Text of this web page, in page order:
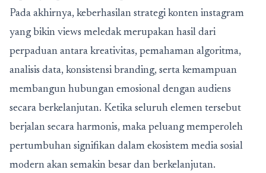
Pada akhirnya, keberhasilan strategi konten instagram
yang bikin views meledak merupakan hasil dari
perpaduan antara kreativitas, pemahaman algoritma,
analisis data, konsistensi branding, serta kemampuan
membangun hubungan emosional dengan audiens
secara berkelanjutan. Ketika seluruh elemen tersebut
berjalan secara harmonis, maka peluang memperoleh
pertumbuhan signifikan dalam ekosistem media sosial
modern akan semakin besar dan berkelanjutan.